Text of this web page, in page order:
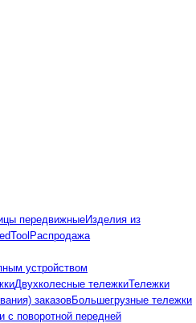
передвижныеИзделия из
Распродажа
устройством
Двухколесные тележкиТележки
заказовБольшегрузные тележки
с поворотной передней